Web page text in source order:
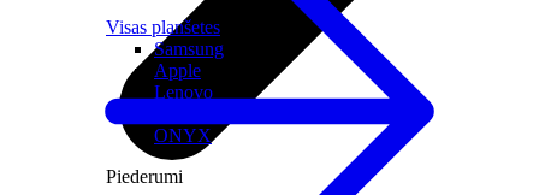
Visas planšetes
Samsung
Apple
Lenovo
ONYX
Piederumi